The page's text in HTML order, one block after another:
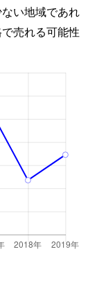
い地域であれ
売れる可能性